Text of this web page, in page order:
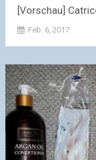
[Vorschau]
Feb. 6, 2017